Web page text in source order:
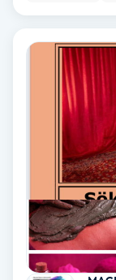
Liktornar
LPG-behandling
LPG-massage
Luggklippning